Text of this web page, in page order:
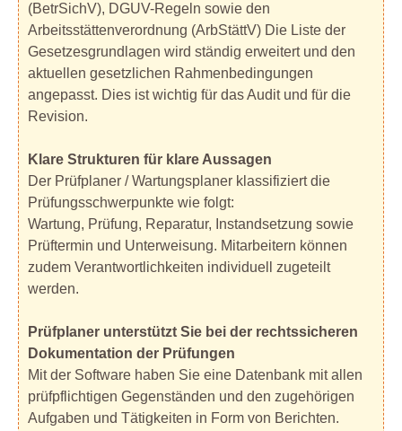
(BetrSichV), DGUV-Regeln sowie den
Arbeitsstättenverordnung (ArbStättV) Die Liste der
Gesetzesgrundlagen wird ständig erweitert und den
aktuellen gesetzlichen Rahmenbedingungen
angepasst. Dies ist wichtig für das Audit und für die
Revision.
Klare Strukturen für klare Aussagen
Der Prüfplaner / Wartungsplaner klassifiziert die
Prüfungsschwerpunkte wie folgt:
Wartung, Prüfung, Reparatur, Instandsetzung sowie
Prüftermin und Unterweisung. Mitarbeitern können
zudem Verantwortlichkeiten individuell zugeteilt
werden.
Prüfplaner unterstützt Sie bei der rechtssicheren
Dokumentation der Prüfungen
Mit der Software haben Sie eine Datenbank mit allen
prüfpflichtigen Gegenständen und den zugehörigen
Aufgaben und Tätigkeiten in Form von Berichten.